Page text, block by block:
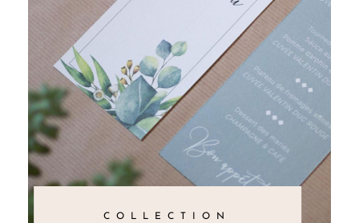
COLLECTION